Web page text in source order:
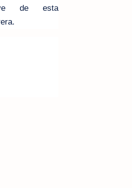
de esta